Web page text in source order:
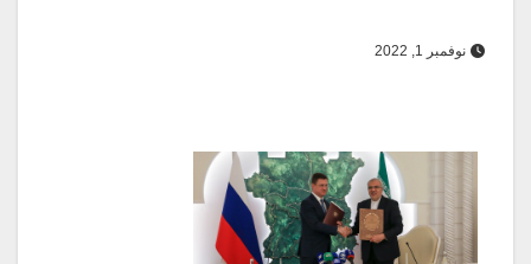
نوفمبر 1, 2022